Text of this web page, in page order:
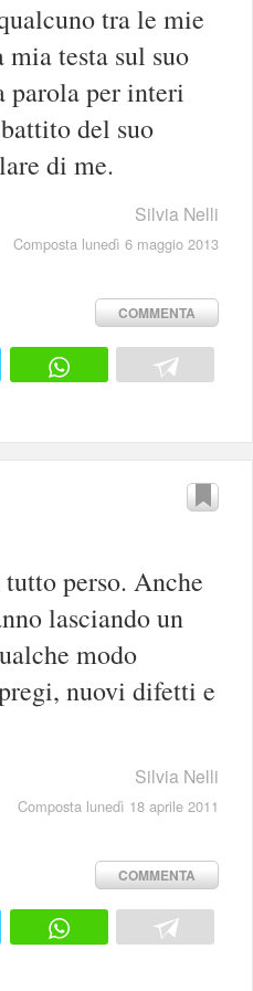
tra le mie
testa sul suo
parola per interi
del suo
di me.
Silvia Nelli
Composta lunedì 6 maggio 2013
COMMENTA
perso. Anche
lasciando un
modo
nuovi difetti e
Silvia Nelli
Composta lunedì 18 aprile 2011
COMMENTA